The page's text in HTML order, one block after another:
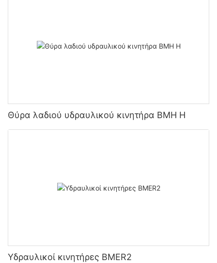
Θύρα λαδιού υδραυλικού κινητήρα BMH H
Υδραυλικοί κινητήρες BMER2